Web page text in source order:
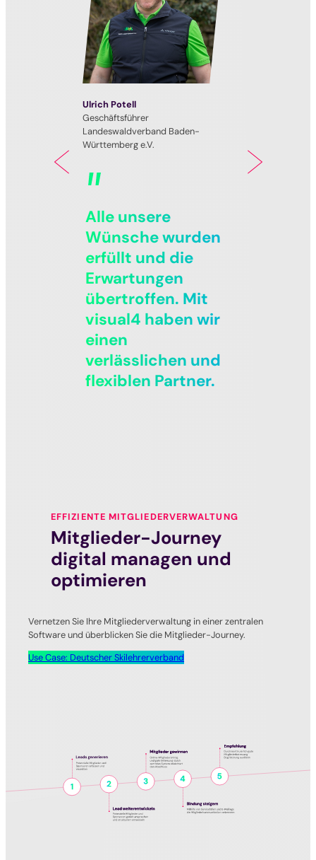
Previous
Alle unsere
Wünsche wurden
erfüllt und die
Erwartungen
übertroffen. Mit
visual4 haben wir
einen
verlässlichen und
flexiblen Partner.
Ulrich Potell
Geschäftsführer
Landeswaldverband Baden-
Württemberg e.V.
Next
EFFIZIENTE MITGLIEDERVERWALTUNG
Mitglieder-Journey
digital managen und
optimieren
Vernetzen Sie Ihre Mitgliederverwaltung in einer zentralen
Software und überblicken Sie die Mitglieder-Journey.
Use Case: Deutscher Skilehrerverband